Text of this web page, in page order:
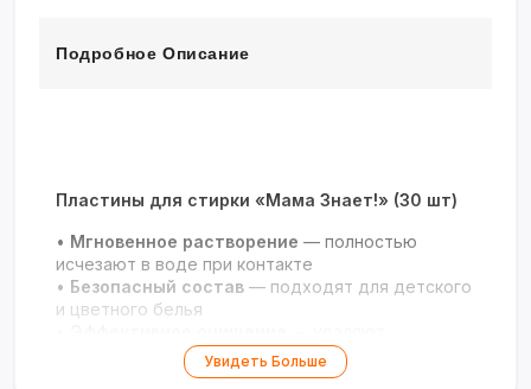
Подробное Описание
Пластины для стирки «Мама Знает!» (30 шт)
• Мгновенное растворение — полностью
исчезают в воде при контакте
• Безопасный состав — подходят для детского
и цветного белья
загрязнения и сохраняют цвета
Удобство использования— не требуют
Увидеть Больше